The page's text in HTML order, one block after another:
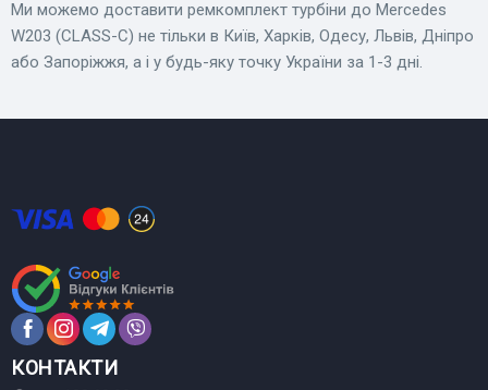
Ми можемо доставити ремкомплект турбіни до Mercedes
W203 (CLASS-C) не тільки в Київ, Харків, Одесу, Львів, Дніпро
або Запоріжжя, а і у будь-яку точку України за 1-3 дні.
КОНТАКТИ